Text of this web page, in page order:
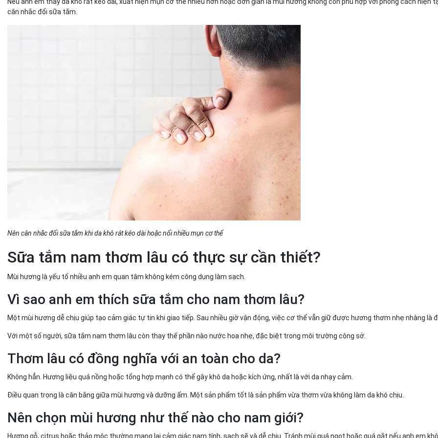
cân nhắc đổi sữa tắm.
Nên cân nhắc đổi sữa tắm khi da khô rát kéo dài hoặc nổi nhiều mụn cơ thể
Sữa tắm nam thơm lâu có thực sự cần thiết?
Mùi hương là yếu tố nhiều anh em quan tâm không kém công dụng làm sạch.
Vì sao anh em thích sữa tắm cho nam thơm lâu?
Một mùi hương dễ chịu giúp tạo cảm giác tự tin khi giao tiếp. Sau nhiều giờ vận động, việc cơ thể vẫn giữ được hương thơm nhẹ nhàng là
Với một số người, sữa tắm nam thơm lâu còn thay thế phần nào nước hoa nhẹ, đặc biệt trong môi trường công sở.
Thơm lâu có đồng nghĩa với an toàn cho da?
Không hẳn. Hương liệu quá nồng hoặc tổng hợp mạnh có thể gây khô da hoặc kích ứng, nhất là với da nhạy cảm.
Điều quan trọng là cân bằng giữa mùi hương và dưỡng ẩm. Một sản phẩm tốt là sản phẩm vừa thơm vừa không làm da khó chịu.
Nên chọn mùi hương như thế nào cho nam giới?
Hương gỗ, citrus hoặc thảo mộc thường mang lại cảm giác nam tính, sạch sẽ và dễ chịu. Tránh mùi quá ngọt hoặc quá gắt nếu anh em